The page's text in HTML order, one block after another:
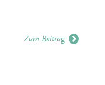
Zum Beitrag